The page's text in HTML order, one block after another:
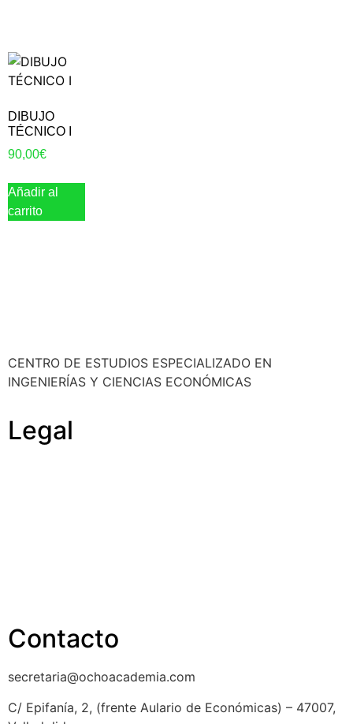
DIBUJO
TÉCNICO I
90,00€
Añadir al
carrito
CENTRO DE ESTUDIOS ESPECIALIZADO EN
INGENIERÍAS Y CIENCIAS ECONÓMICAS
Legal
Contacto
secretaria@ochoacademia.com
C/ Epifanía, 2, (frente Aulario de Económicas) – 47007,